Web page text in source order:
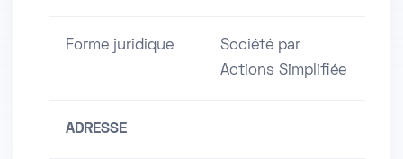
Forme juridique
Société par
Actions Simplifiée
ADRESSE